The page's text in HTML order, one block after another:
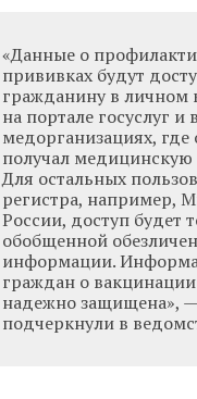
«Данные о
прививках будут
гражданину в личном
на портале госуслуг и
медорганизациях, где
получал
Для остальных
регистра, например,
России, доступ будет
обобщенной
информации.
граждан о
надежно защищена», —
подчеркнули в